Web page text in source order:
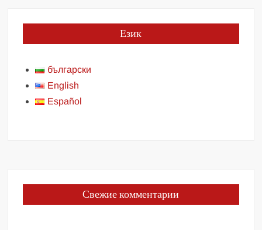
Език
български
English
Español
Свежие комментарии